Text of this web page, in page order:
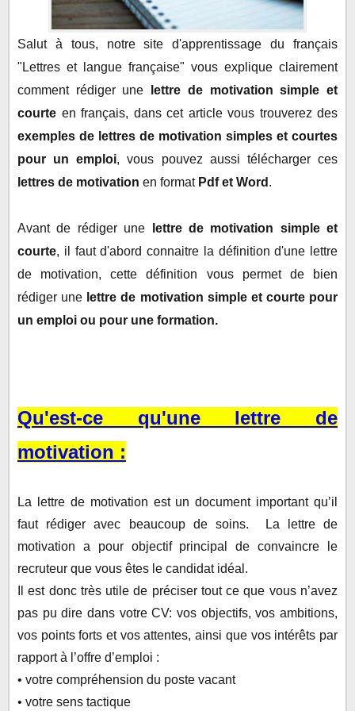
Des exemples de lettres de motivation :
Lettre de motivation simple et courte n°1 :
Lettre de motivation simple et courte n°2 :
Lettre de motivation simple et courte n°3 :
Salut à tous, notre site d'apprentissage du français
"Lettres et langue française" vous explique clairement
comment rédiger une
lettre de motivation simple et
courte en français, dans cet article vous trouverez des
exemples de lettres de motivation simples et courtes
pour un emploi, vous pouvez aussi télécharger ces
lettres de motivation en format Pdf et Word .
Avant de rédiger une
lettre de motivation simple et
courte, il faut d'abord connaitre la définition d'une lettre
de motivation, cette définition vous permet de bien
rédiger une lettre de motivation simple et courte pour
un emploi ou pour une formation.
Qu'est-ce qu'une lettre de
motivation :
La lettre de motivation est un document important qu’il
faut rédiger avec beaucoup de soins. La lettre de
motivation a pour objectif principal de convaincre le
recruteur que vous êtes le candidat idéal.
Il est donc très utile de préciser tout ce que vous n’avez
pas pu dire dans votre CV: vos objectifs, vos ambitions,
vos points forts et vos attentes, ainsi que vos intérêts par
rapport à l’offre d’emploi :
• votre compréhension du poste vacant
• votre sens tactique